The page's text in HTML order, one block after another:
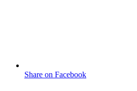
Share on Facebook